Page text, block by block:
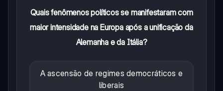
Quais fenômenos políticos se manifestaram com
maior intensidade na Europa após a unificação da
Alemanha e da Itália?
A ascensão de regimes democráticos e
liberais